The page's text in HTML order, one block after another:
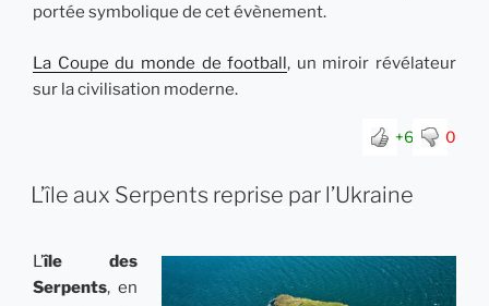
portée symbolique de cet évènement.
Filme porno si filme xxx la cea mai buna calitate in care
vei descoperi futaiuri cu diverse femei ce se ofera
6d78f11cf-240×155.jpg,https://zzzporno.org/wp-
content/uploads/2021/10/7052afc6a097c483562f1ba
c7c89c26b-240×155.jpg ,https://zzzporno.org/wp-
La Coupe du monde de football, un miroir révélateur
sur la civilisation moderne.
+6 0
L’île aux Serpents reprise par l’Ukraine
L’île des
Serpents, en